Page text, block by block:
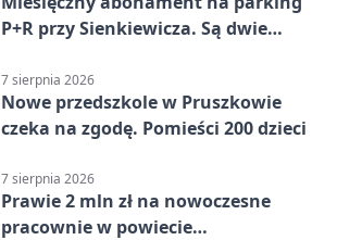
P+R przy Sienkiewicza. Są dwie
7 sierpnia 2026
Nowe przedszkole w Pruszkowie
czeka na zgodę. Pomieści 200 dzieci
7 sierpnia 2026
Prawie 2 mln zł na nowoczesne
pracownie w powiecie